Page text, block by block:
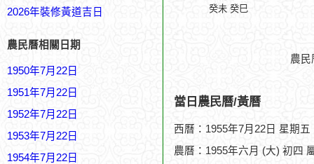
2026年裝修黃道吉日
農民曆相關日期
1950年7月22日
1951年7月22日
1952年7月22日
1953年7月22日
1954年7月22日
癸未 癸巳
農
當日農民曆/黃曆
西曆：1955年7月22日 星期五
農曆：1955年六月 (大) 初四